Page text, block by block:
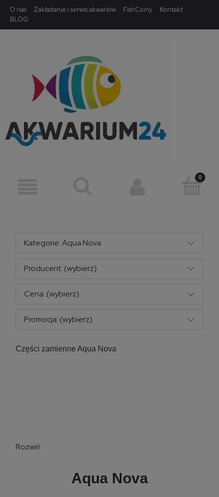
O nas Zakładanie i serwis akwariów FishCoiny
Kontakt
BLOG
Kategorie: Aqua Nova
Producent: (wybierz)
Cena: (wybierz)
Promocja: (wybierz)
Części zamienne Aqua Nova
Rozwiń
Aqua Nova